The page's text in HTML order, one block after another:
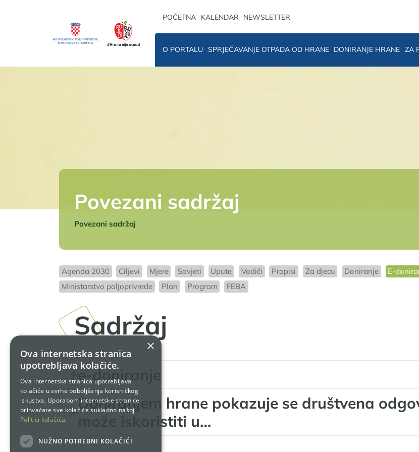
POČETNA KALENDAR NEWSLETTER
O PORTALU SPRJEČAVANJE OTPADA OD HRANE DONIRANJE HRANE ZA
Povezani sadržaj
Povezani sadržaj
Agenda 2030 Ciljevi Mjere Savjeti Upute Vodiči Propisi Za djecu Doniranje E-
Ministarstvo poljoprivrede
Plan Program FEBA
Sadržaj
e-doniranje
Doniranjem hrane pokazuje se društvena
može iskoristiti u…
×
Ova internetska stranica
upotrebljava kolačiće.
Ova internetska stranica upotrebljava
kolačiće u svrhe poboljšanja korisničkog
iskustva. Uporabom internetske stranice
prihvaćate sve kolačiće sukladno našoj
Politici kolačića.
NUŽNO POTREBNI KOLAČIĆI